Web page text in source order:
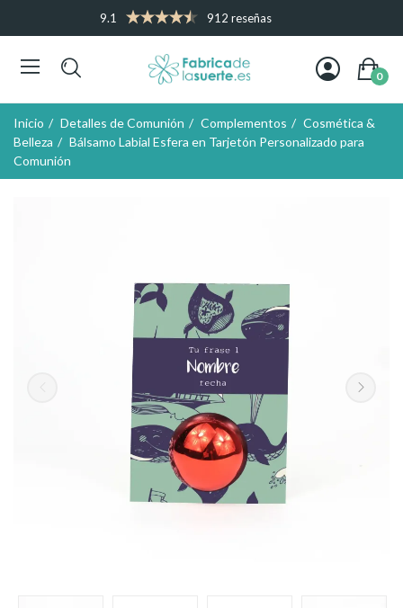
9.1 912 reseñas
0
Inicio Detalles de Comunión Complementos
Cosmética &
Belleza
Bálsamo Labial Esfera en Tarjetón Personalizado para
Comunión